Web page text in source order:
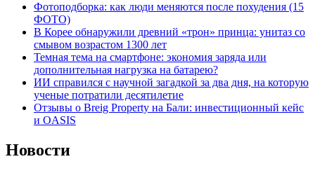
Фотоподборка: как люди меняются после похудения (15
ФОТО)
В Корее обнаружили древний «трон» принца: унитаз со
смывом возрастом 1300 лет
Темная тема на смартфоне: экономия заряда или
дополнительная нагрузка на батарею?
ИИ справился с научной загадкой за два дня, на которую
ученые потратили десятилетие
Отзывы о Breig Property на Бали: инвестиционный кейс
и OASIS
Новости